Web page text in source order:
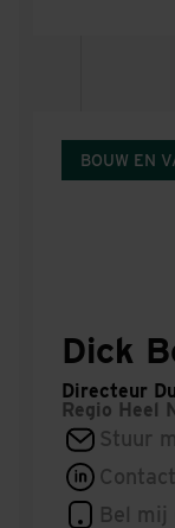
BOUW EN
Dick
Directeur
Regio Heel
Stuur
Bel mij